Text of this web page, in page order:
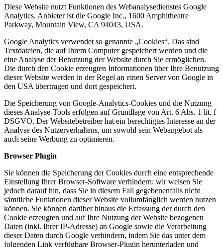
Diese Website nutzt Funktionen des Webanalysedienstes Google
Analytics. Anbieter ist die Google Inc., 1600 Amphitheatre
Parkway, Mountain View, CA 94043, USA.
Google Analytics verwendet so genannte „Cookies“. Das sind
Textdateien, die auf Ihrem Computer gespeichert werden und die
eine Analyse der Benutzung der Website durch Sie ermöglichen.
Die durch den Cookie erzeugten Informationen über Ihre Benutzung
dieser Website werden in der Regel an einen Server von Google in
den USA übertragen und dort gespeichert.
Die Speicherung von Google-Analytics-Cookies und die Nutzung
dieses Analyse-Tools erfolgen auf Grundlage von Art. 6 Abs. 1 lit. f
DSGVO. Der Websitebetreiber hat ein berechtigtes Interesse an der
Analyse des Nutzerverhaltens, um sowohl sein Webangebot als
auch seine Werbung zu optimieren.
Browser Plugin
Sie können die Speicherung der Cookies durch eine entsprechende
Einstellung Ihrer Browser-Software verhindern; wir weisen Sie
jedoch darauf hin, dass Sie in diesem Fall gegebenenfalls nicht
sämtliche Funktionen dieser Website vollumfänglich werden nutzen
können. Sie können darüber hinaus die Erfassung der durch den
Cookie erzeugten und auf Ihre Nutzung der Website bezogenen
Daten (inkl. Ihrer IP-Adresse) an Google sowie die Verarbeitung
dieser Daten durch Google verhindern, indem Sie das unter dem
folgenden Link verfügbare Browser-Plugin herunterladen und